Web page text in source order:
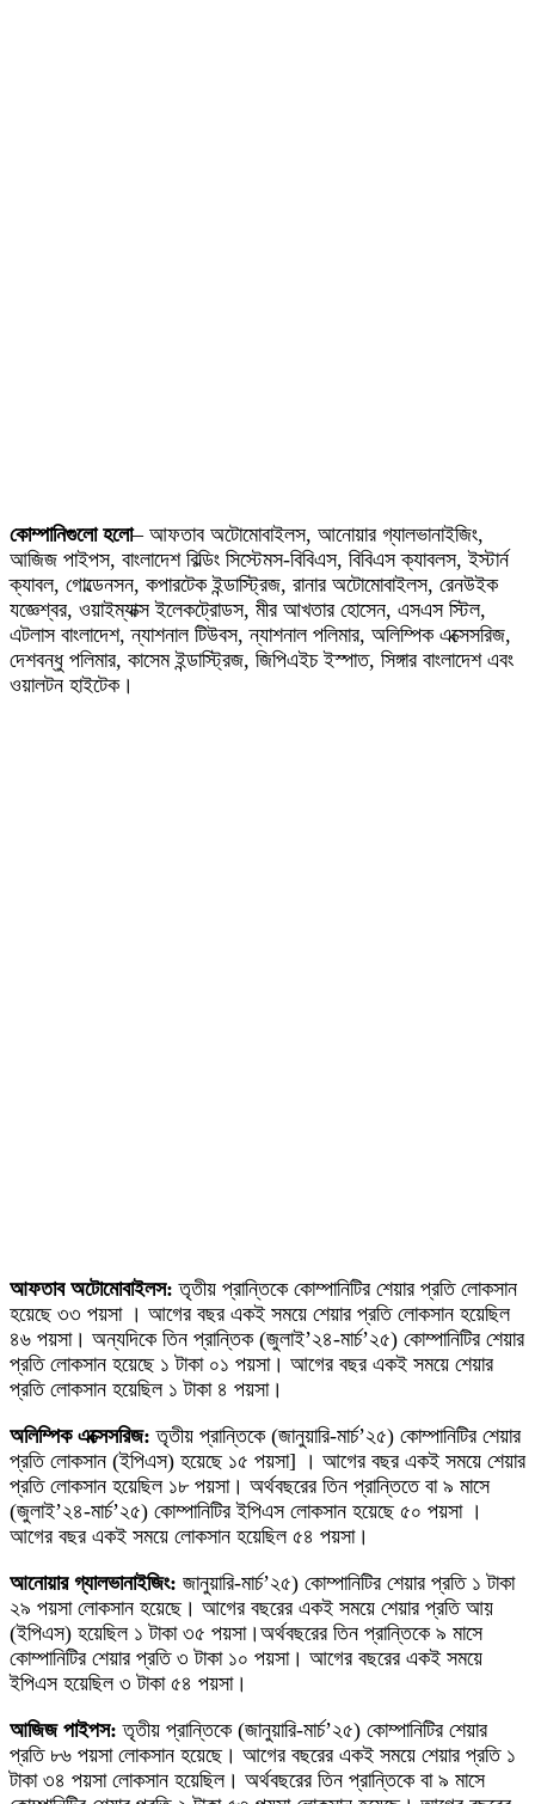
কোম্পানিগুলো হলো– আফতাব অটোমোবাইলস, আনোয়ার গ্যালভানাইজিং,
আজিজ পাইপস, বাংলাদেশ বিল্ডিং সিস্টেমস-বিবিএস, বিবিএস ক্যাবলস, ইস্টার্ন
ক্যাবল, গোল্ডেনসন, কপারটেক ইন্ডাস্ট্রিজ, রানার অটোমোবাইলস, রেনউইক
যজ্ঞেশ্বর, ওয়াইম্যাক্স ইলেকট্রোডস, মীর আখতার হোসেন, এসএস স্টিল,
এটলাস বাংলাদেশ, ন্যাশনাল টিউবস, ন্যাশনাল পলিমার, অলিম্পিক এক্সেসরিজ,
দেশবন্ধু পলিমার, কাসেম ইন্ডাস্ট্রিজ, জিপিএইচ ইস্পাত, সিঙ্গার বাংলাদেশ এবং
ওয়ালটন হাইটেক।
আফতাব অটোমোবাইলস: তৃতীয় প্রান্তিকে কোম্পানিটির শেয়ার প্রতি লোকসান
হয়েছে ৩৩ পয়সা । আগের বছর একই সময়ে শেয়ার প্রতি লোকসান হয়েছিল
৪৬ পয়সা। অন্যদিকে তিন প্রান্তিক (জুলাই’২৪-মার্চ’২৫) কোম্পানিটির শেয়ার
প্রতি লোকসান হয়েছে ১ টাকা ০১ পয়সা। আগের বছর একই সময়ে শেয়ার
প্রতি লোকসান হয়েছিল ১ টাকা ৪ পয়সা।
অলিম্পিক এক্সেসরিজ: তৃতীয় প্রান্তিকে (জানুয়ারি-মার্চ’২৫) কোম্পানিটির শেয়ার
প্রতি লোকসান (ইপিএস) হয়েছে ১৫ পয়সা] । আগের বছর একই সময়ে শেয়ার
প্রতি লোকসান হয়েছিল ১৮ পয়সা। অর্থবছরের তিন প্রান্তিতে বা ৯ মাসে
(জুলাই’২৪-মার্চ’২৫) কোম্পানিটির ইপিএস লোকসান হয়েছে ৫০ পয়সা ।
আগের বছর একই সময়ে লোকসান হয়েছিল ৫৪ পয়সা।
আনোয়ার গ্যালভানাইজিং: জানুয়ারি-মার্চ’২৫) কোম্পানিটির শেয়ার প্রতি ১ টাকা
২৯ পয়সা লোকসান হয়েছে। আগের বছরের একই সময়ে শেয়ার প্রতি আয়
(ইপিএস) হয়েছিল ১ টাকা ৩৫ পয়সা।অর্থবছরের তিন প্রান্তিকে ৯ মাসে
কোম্পানিটির শেয়ার প্রতি ৩ টাকা ১০ পয়সা। আগের বছরের একই সময়ে
ইপিএস হয়েছিল ৩ টাকা ৫৪ পয়সা।
আজিজ পাইপস: তৃতীয় প্রান্তিকে (জানুয়ারি-মার্চ’২৫) কোম্পানিটির শেয়ার
প্রতি ৮৬ পয়সা লোকসান হয়েছে। আগের বছরের একই সময়ে শেয়ার প্রতি ১
টাকা ৩৪ পয়সা লোকসান হয়েছিল। অর্থবছরের তিন প্রান্তিকে বা ৯ মাসে